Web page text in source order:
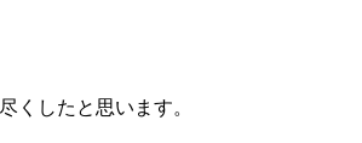
くしたと思います。